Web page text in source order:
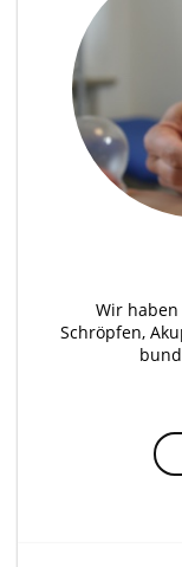
Wir haben
Schröpfen,